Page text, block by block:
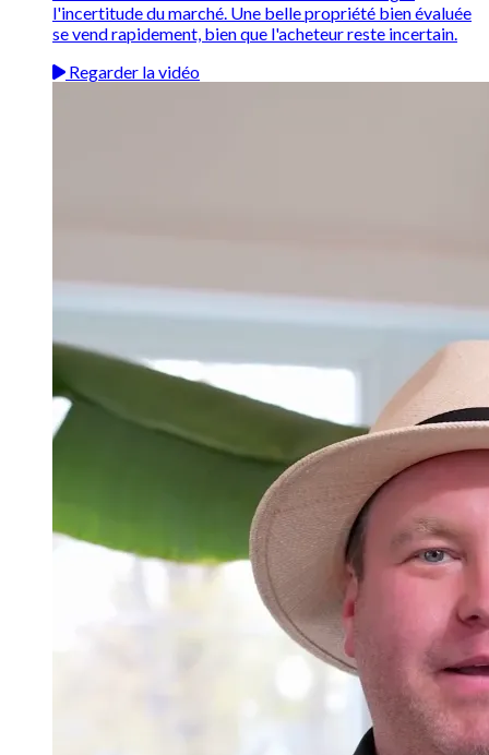
l'incertitude du marché. Une belle propriété bien évaluée
se vend rapidement, bien que l'acheteur reste incertain.
Regarder la vidéo